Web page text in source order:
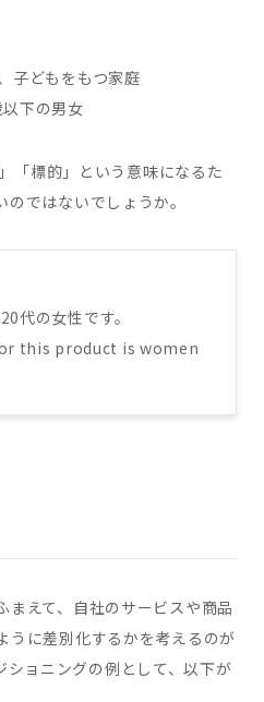
子どもをもつ家庭
下の男女
「標的」という意味になるた
ではないでしょうか。
代の女性です。
this product is women
まえて、自社のサービスや商品
うに差別化するかを考えるのが
ョニングの例として、以下が